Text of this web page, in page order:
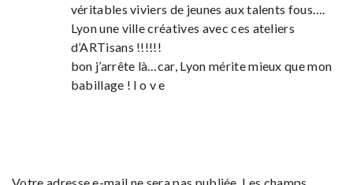
véritables viviers de jeunes aux talents fous….
Lyon une ville créatives avec ces ateliers
d’ARTisans !!!!!!
bon j’arrête là…car, Lyon mérite mieux que mon
babillage ! l o v e